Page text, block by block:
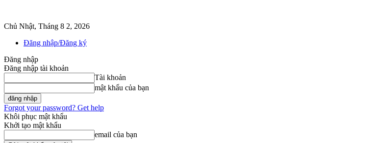
Chủ Nhật, Tháng 8 2, 2026
Đăng nhập/Đăng ký
Đăng nhập
Đăng nhập tài khoản
Tài khoản
mật khẩu của bạn
Forgot your password? Get help
Khôi phục mật khẩu
Khởi tạo mật khẩu
email của bạn